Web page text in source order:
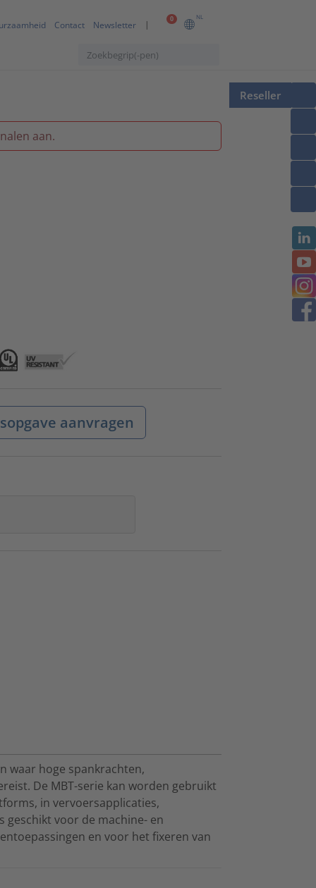
0 NL
Contact Newsletter
Reseller
aan.
aanvragen
waar hoge spankrachten,
De MBT-serie kan worden gebruikt
in vervoersapplicaties,
geschikt voor de machine- en
en voor het fixeren van